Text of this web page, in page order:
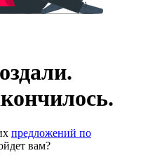
предложений по
вам?